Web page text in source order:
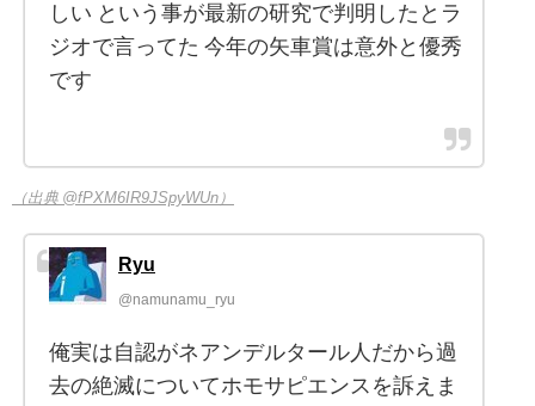
しい という事が最新の研究で判明したとラ
ジオで言ってた 今年の矢車賞は意外と優秀
です
（出典 @fPXM6IR9JSpyWUn）
Ryu
@namunamu_ryu
俺実は自認がネアンデルタール人だから過
去の絶滅についてホモサピエンスを訴えま